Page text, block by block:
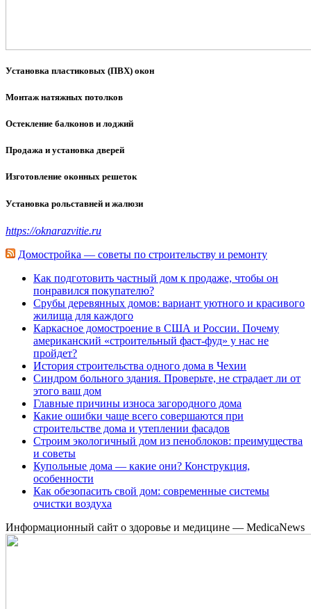
Установка пластиковых (ПВХ) окон
Монтаж натяжных потолков
Остекление балконов и лоджий
Продажа и установка дверей
Изготовление оконных решеток
Установка рольставней и жалюзи
https://oknarazvitie.ru
Домостройка — советы по строительству и ремонту
Как подготовить частный дом к продаже, чтобы он
понравился покупателю?
Срубы деревянных домов: вариант уютного и красивого
жилища для каждого
Каркасное домостроение в США и России. Почему
американский «строительный фаст-фуд» у нас не
пройдет?
История строительства одного дома в Чехии
Синдром больного здания. Проверьте, не страдает ли от
этого ваш дом
Главные причины износа загородного дома
Какие ошибки чаще всего совершаются при
строительстве дома и утеплении фасадов
Строим экологичный дом из пеноблоков: преимущества
и советы
Купольные дома — какие они? Конструкция,
особенности
Как обезопасить свой дом: современные системы
очистки воздуха
Информационный сайт о здоровье и медицине — MedicaNews